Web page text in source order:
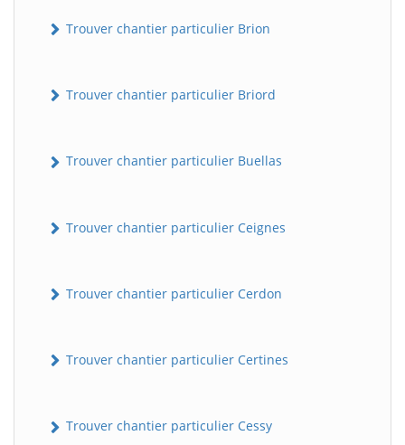
Trouver chantier particulier Brion
Trouver chantier particulier Briord
Trouver chantier particulier Buellas
Trouver chantier particulier Ceignes
Trouver chantier particulier Cerdon
Trouver chantier particulier Certines
Trouver chantier particulier Cessy